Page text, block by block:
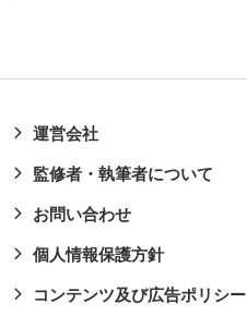
運営会社
監修者・執筆者について
お問い合わせ
個人情報保護方針
コンテンツ及び広告ポリシー